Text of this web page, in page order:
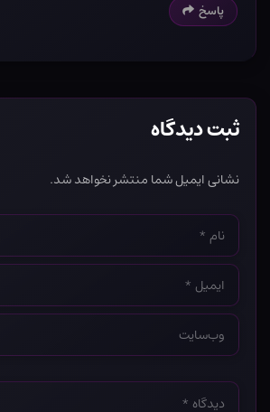
پاسخ
ثبت دیدگاه
نشانی ایمیل شما منتشر نخواهد شد.
نام
*
ایمیل
*
وب‌سایت
*
دیدگاه